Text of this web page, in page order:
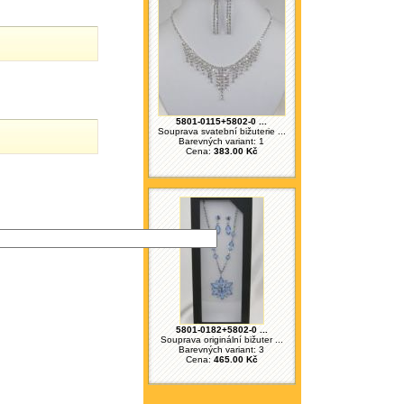
5801-0115+5802-0 ...
Souprava svatební bižuterie ...
Barevných variant: 1
Cena: 383.00 Kč
5801-0182+5802-0 ...
Souprava originální bižuter ...
Barevných variant: 3
Cena: 465.00 Kč